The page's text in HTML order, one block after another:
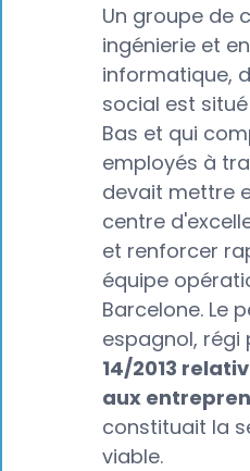
Un groupe de
ingénierie et en
informatique,
social est
Bas et qui
employés à
devait mettre
centre
et renforcer
équipe
Barcelone. Le
espagnol, régi
14/2013
aux
constituait la
viable.